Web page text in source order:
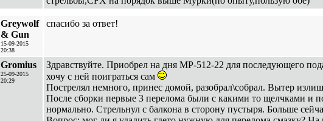
Greywolf
& Gun
15-09-2015
20:38
спасибо за ответ!
Gromius
25-09-2015
20:29
Здравствуйте. Приобрел на дня МР-512-22 для последующего
хочу с ней поиграться сам
Пострелял немного, принес домой, разобрал\собрал. Вытер
После сборки первые 3 перелома были с какими то щелчками
нормально. Стрельнул с балкона в сторону пустыря. Больше